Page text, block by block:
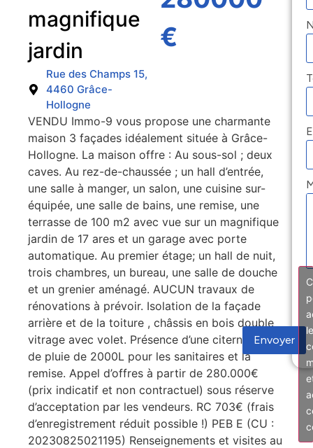
magnifique
jardin
Rue des Champs 15,
4460 Grâce-
Hollogne
€
VENDU Immo-9 vous propose une charmante
maison 3 façades idéalement située à Grâce-
Hollogne. La maison offre : Au sous-sol ; deux
caves. Au rez-de-chaussée ; un hall d’entrée,
une salle à manger, un salon, une cuisine sur-
équipée, une salle de bains, une remise, une
terrasse de 100 m2 avec vue sur un magnifique
jardin de 17 ares et un garage avec porte
automatique. Au premier étage; un hall de nuit,
trois chambres, un bureau, une salle de douche
et un grenier aménagé. AUCUN travaux de
rénovations à prévoir. Isolation de la façade
arrière et de la toiture , châssis en bois double
vitrage avec volet. Présence d’une citerne d’eau
de pluie de 2000L pour les sanitaires et la
remise. Appel d’offres à partir de 280.000€
(prix indicatif et non contractuel) sous réserve
d’acceptation par les vendeurs. RC 703€ (frais
d’enregistrement réduit possible !) PEB E (CU :
20230825021195) Renseignements et visites au
Envoyer